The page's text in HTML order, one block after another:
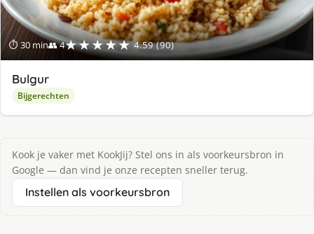
⏱ 30 min👥 4★★★★★ 4.59 (90)
Bulgur
Bijgerechten
Kook je vaker met KookJij? Stel ons in als voorkeursbron in
Google — dan vind je onze recepten sneller terug.
Instellen als voorkeursbron